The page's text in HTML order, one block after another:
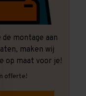
de montage aan
maken wij
op maat voor je!
offerte!